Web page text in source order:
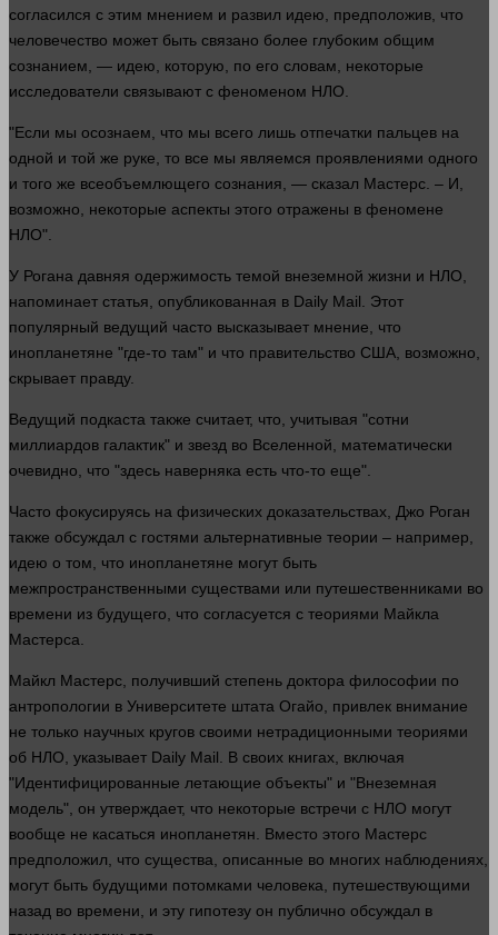
согласился с этим мнением и развил идею, предположив, что
человечество может быть связано более глубоким общим
сознанием, — идею, которую, по его словам, некоторые
исследователи связывают с феноменом НЛО.
"Если мы осознаем, что мы всего лишь отпечатки пальцев на
одной и той же руке, то все мы являемся проявлениями одного
и того же всеобъемлющего сознания, — сказал Мастерс. – И,
возможно, некоторые аспекты этого отражены в феномене
НЛО".
У Рогана давняя одержимость темой внеземной жизни и НЛО,
напоминает статья, опубликованная в Daily Mail. Этот
популярный ведущий часто высказывает мнение, что
инопланетяне "где-то там" и что правительство США, возможно,
скрывает правду.
Ведущий подкаста также считает, что, учитывая "сотни
миллиардов галактик" и звезд во Вселенной, математически
очевидно, что "здесь наверняка есть что-то еще".
Часто фокусируясь на физических доказательствах, Джо Роган
также обсуждал с гостями альтернативные теории – например
идею о том, что инопланетяне могут быть
межпространственными существами или путешественниками во
времени из будущего, что согласуется с теориями Майкла
Мастерса.
Майкл Мастерс, получивший степень доктора философии по
антропологии в Университете штата Огайо, привлек внимание
не только научных кругов своими нетрадиционными теориями
об НЛО, указывает Daily Mail. В своих книгах, включая
"Идентифицированные летающие объекты" и "Внеземная
модель", он утверждает, что некоторые встречи с НЛО могут
вообще не касаться инопланетян. Вместо этого Мастерс
предположил, что существа, описанные во многих наблюдениях,
могут быть будущими потомками человека , путешествующими
назад во времени , и эту гипотезу он публично обсуждал в